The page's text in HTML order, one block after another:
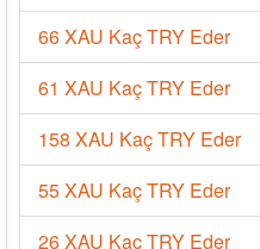
66 XAU Kaç TRY Eder
61 XAU Kaç TRY Eder
158 XAU Kaç TRY Eder
55 XAU Kaç TRY Eder
26 XAU Kaç TRY Eder